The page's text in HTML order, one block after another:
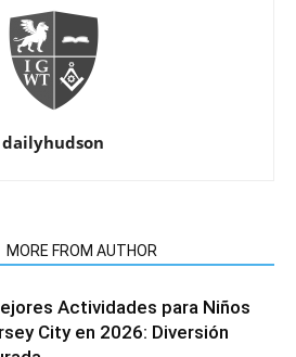
dailyhudson
MORE FROM AUTHOR
Actividades para Niños
City en 2026: Diversión